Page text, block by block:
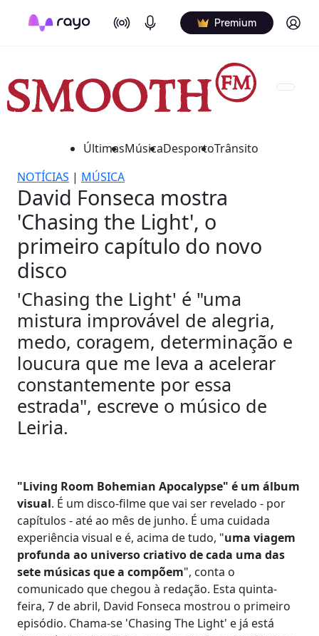
On Air Podcasts Premium Log in
ÚltimasMúsicaDesportoTrânsito
NOTÍCIAS | MÚSICA
David Fonseca mostra
'Chasing the Light', o
primeiro capítulo do novo
disco
'Chasing the Light' é "uma
mistura improvável de alegria,
medo, coragem, determinação e
loucura que me leva a acelerar
constantemente por essa
estrada", escreve o músico de
Leiria.
"Living Room Bohemian Apocalypse" é um álbum
visual. É um disco-filme que vai ser revelado - por
capítulos - até ao mês de junho. É uma cuidada
experiência visual e é, acima de tudo, "uma viagem
profunda ao universo criativo de cada uma das
sete músicas que a compõem", conta o
comunicado que chegou à redação. Esta quinta-
feira, 7 de abril, David Fonseca mostrou o primeiro
episódio. Chama-se 'Chasing The Light' e já está